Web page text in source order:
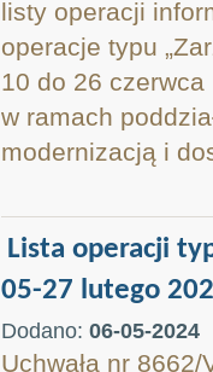
listy operacji
operacje typu
10 do 26 czerwca
w ramach
modernizacją i
Lista operacji
05-27 lutego
Dodano: 06-05-2024
Uchwała nr